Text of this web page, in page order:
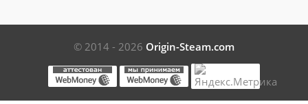
© 2014 - 2026 Origin-Steam.com